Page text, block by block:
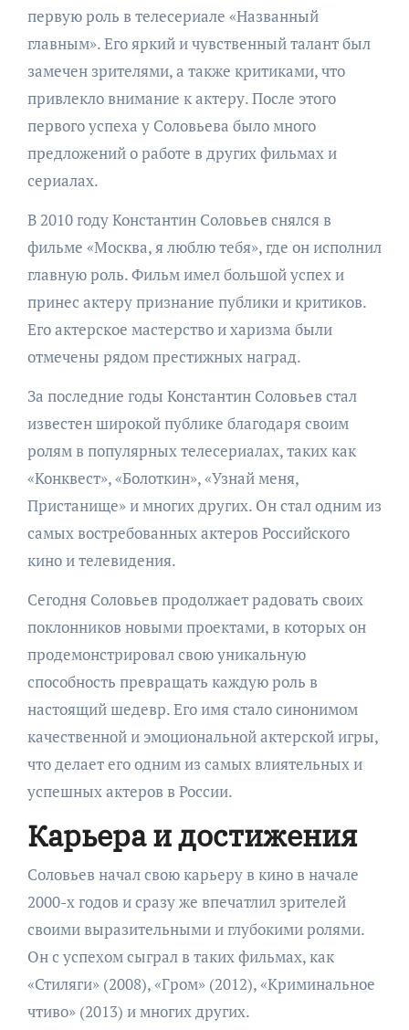
первую роль в телесериале «Названный
главным». Его яркий и чувственный талант был
замечен зрителями, а также критиками, что
привлекло внимание к актеру. После этого
первого успеха у Соловьева было много
предложений о работе в других фильмах и
сериалах.
В 2010 году Константин Соловьев снялся в
фильме «Москва, я люблю тебя», где он исполнил
главную роль. Фильм имел большой успех и
принес актеру признание публики и критиков.
Его актерское мастерство и харизма были
отмечены рядом престижных наград.
За последние годы Константин Соловьев стал
известен широкой публике благодаря своим
ролям в популярных телесериалах, таких как
«Конквест», «Болоткин», «Узнай меня,
Пристанище» и многих других. Он стал одним из
самых востребованных актеров Российского
кино и телевидения.
Сегодня Соловьев продолжает радовать своих
поклонников новыми проектами, в которых он
продемонстрировал свою уникальную
способность превращать каждую роль в
настоящий шедевр. Его имя стало синонимом
качественной и эмоциональной актерской игры,
что делает его одним из самых влиятельных и
успешных актеров в России.
Карьера и достижения
Соловьев начал свою карьеру в кино в начале
2000-х годов и сразу же впечатлил зрителей
своими выразительными и глубокими ролями.
Он с успехом сыграл в таких фильмах, как
«Стиляги» (2008), «Гром» (2012), «Криминальное
чтиво» (2013) и многих других.